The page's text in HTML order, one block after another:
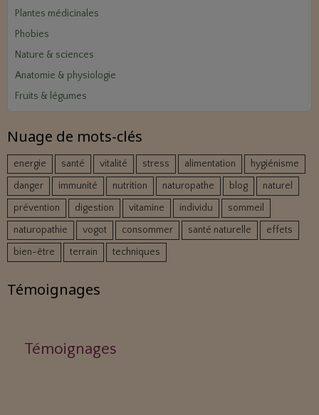
Plantes médicinales
Phobies
Nature & sciences
Anatomie & physiologie
Fruits & légumes
Nuage de mots-clés
energie santé vitalité stress alimentation
hygiénisme
danger
immunité nutrition naturopathe blog
naturel
prévention
digestion vitamine individu
sommeil
naturopathie
vogot consommer santé naturelle
effets
bien-être
terrain techniques
Témoignages
Témoignages